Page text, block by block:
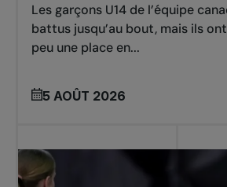
Les garçons U14 de l’équipe
battus jusqu’au bout, mais ils
peu une place en...
5 AOÛT 2026